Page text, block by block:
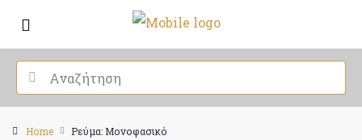
Home Ρεύμα: Μονοφασικό